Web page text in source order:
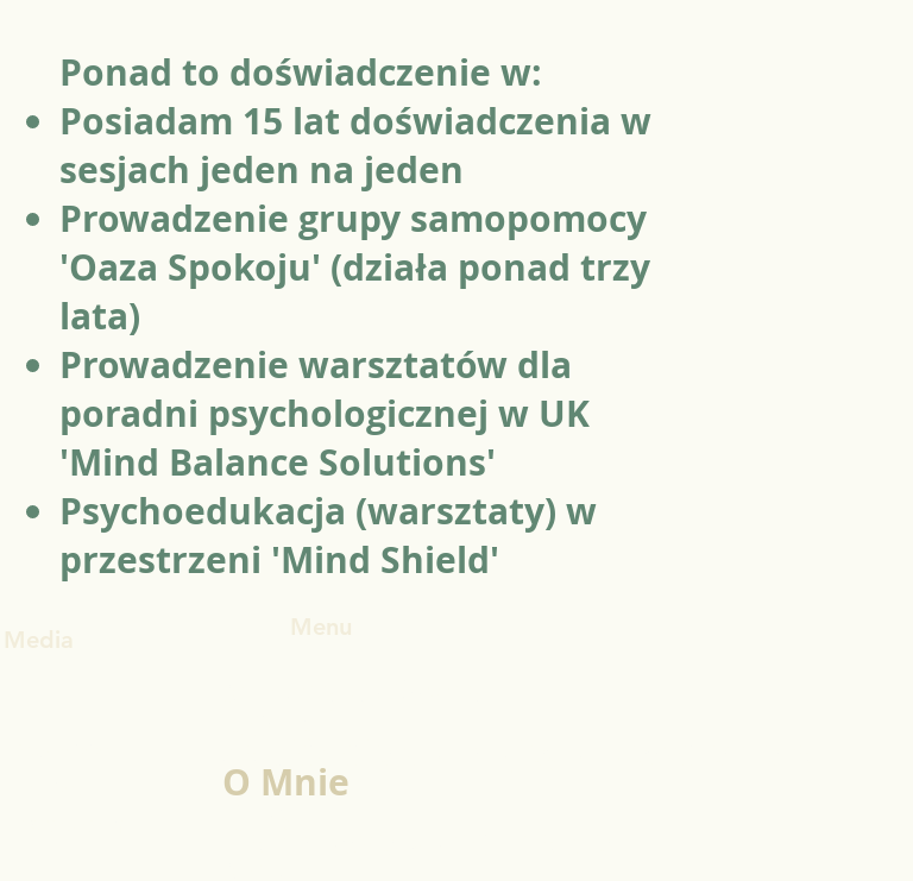
Ponad to doświadczenie w:
Posiadam 15 lat doświadczenia w
sesjach jeden na jeden
Prowadzenie grupy samopomocy
'Oaza Spokoju' (działa ponad trzy
lata)
Prowadzenie warsztatów dla
poradni psychologicznej w UK
'Mind Balance Solutions'
Psychoedukacja (warsztaty) w
przestrzeni 'Mind Shield'
Media Menu
O Mnie
Blog